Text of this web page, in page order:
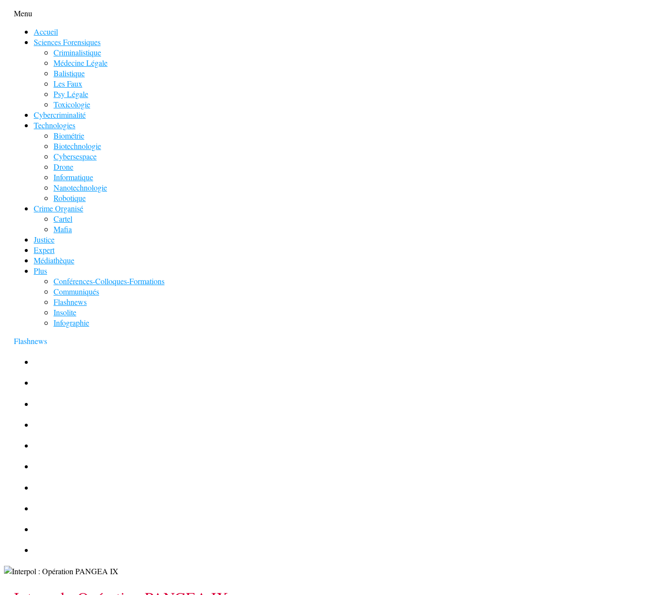
Menu
Accueil
Sciences Forensiques
Criminalistique
Médecine Légale
Balistique
Les Faux
Psy Légale
Toxicologie
Cybercriminalité
Technologies
Biométrie
Biotechnologie
Cybersespace
Drone
Informatique
Nanotechnologie
Robotique
Crime Organisé
Cartel
Mafia
Justice
Expert
Médiathèque
Plus
Conférences-Colloques-Formations
Communiqués
Flashnews
Insolite
Infographie
Flashnews